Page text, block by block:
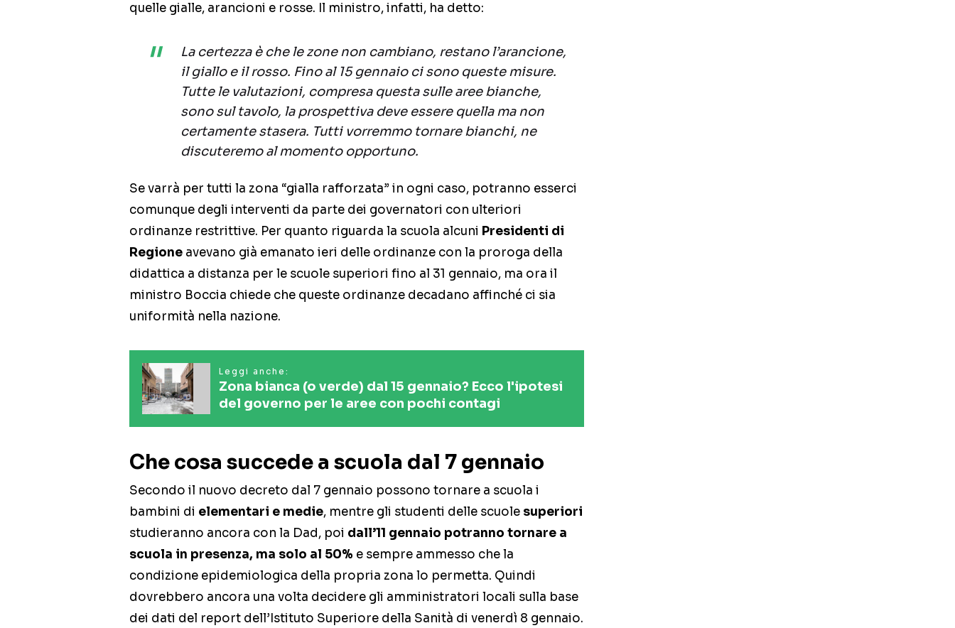
quelle gialle, arancioni e rosse. Il ministro, infatti, ha detto:
La certezza è che le zone non cambiano, restano l’arancione,
il giallo e il rosso. Fino al 15 gennaio ci sono queste misure.
Tutte le valutazioni, compresa questa sulle aree bianche,
sono sul tavolo, la prospettiva deve essere quella ma non
certamente stasera. Tutti vorremmo tornare bianchi, ne
discuteremo al momento opportuno.
Se varrà per tutti la zona “gialla rafforzata” in ogni caso, potranno esserci
comunque degli interventi da parte dei governatori con ulteriori
ordinanze restrittive. Per quanto riguarda la scuola alcuni Presidenti di
Regione avevano già emanato ieri delle ordinanze con la proroga della
didattica a distanza per le scuole superiori fino al 31 gennaio, ma ora il
ministro Boccia chiede che queste ordinanze decadano affinché ci sia
uniformità nella nazione.
Leggi anche:
Zona bianca (o verde) dal 15 gennaio? Ecco l'ipotesi
del governo per le aree con pochi contagi
Che cosa succede a scuola dal 7 gennaio
Secondo il nuovo decreto dal 7 gennaio possono tornare a scuola i
bambini di elementari e medie, mentre gli studenti delle scuole superiori
studieranno ancora con la Dad, poi dall’11 gennaio potranno tornare a
scuola in presenza, ma solo al 50% e sempre ammesso che la
condizione epidemiologica della propria zona lo permetta. Quindi
dovrebbero ancora una volta decidere gli amministratori locali sulla base
dei dati del report dell’Istituto Superiore della Sanità di venerdì 8 gennaio.